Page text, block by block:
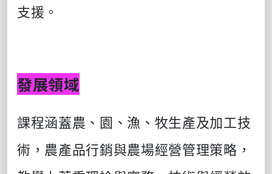
支援。
發展領域
課程涵蓋農、園、漁、牧生產及加工技
術，農產品行銷與農場經營管理策略，